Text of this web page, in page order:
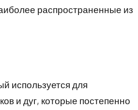
распространенные из
используется для
и дуг, которые постепенно